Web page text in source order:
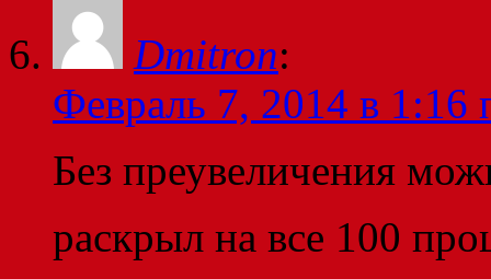
Dmitron:
Февраль 7, 2014 в 1:16
Без преувеличения
раскрыл на все 100